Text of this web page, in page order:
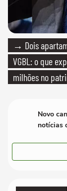
→ Dois
VGBL: o que
milhões no
Novo
notícias